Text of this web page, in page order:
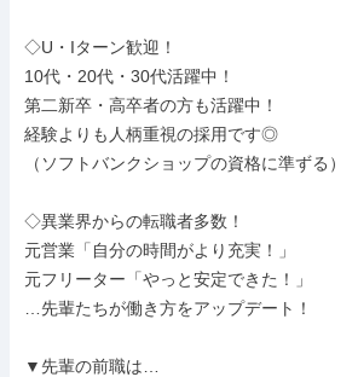
◇U・Iターン歓迎！
10代・20代・30代活躍中！
第二新卒・高卒者の方も活躍中！
経験よりも人柄重視の採用です◎
（ソフトバンクショップの資格に準ずる）
◇異業界からの転職者多数！
元営業「自分の時間がより充実！」
元フリーター「やっと安定できた！」
…先輩たちが働き方をアップデート！
▼先輩の前職は…